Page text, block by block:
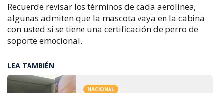
Recuerde revisar los términos de cada aerolínea,
algunas admiten que la mascota vaya en la cabina
con usted si se tiene una certificación de perro de
soporte emocional.
LEA TAMBIÉN
NACIONAL